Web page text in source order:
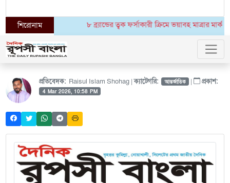
শিরোনাম ৮ ব্র্যান্ডের ত্বক ফর্সাকারী ক্রিমে ভয়াবহ মাত্রার
প্রতিবেদক: Raisul Islam Shohag |ক্যাটেগরি: আন্তর্জাতিক | প্রকাশ:
4 Mar 2026, 10:58 PM